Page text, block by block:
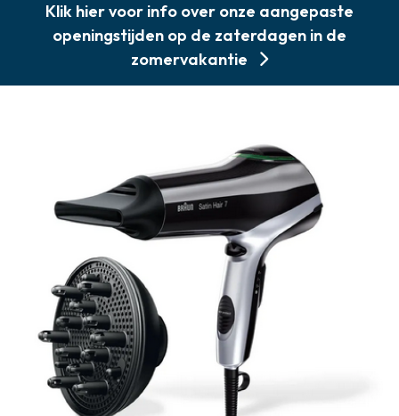
Professioneel
Stofzuigers
Quooker
Klein huishoudelijk
Klik hier voor info over onze aangepaste
openingstijden op de zaterdagen in de
zomervakantie